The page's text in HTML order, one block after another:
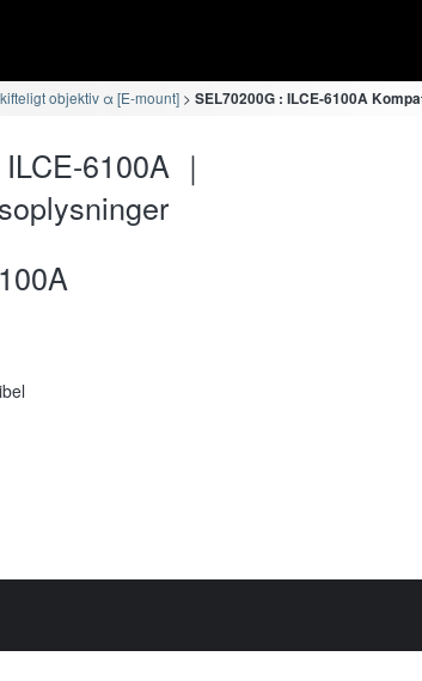
objektiv α [E-mount] SEL70200G : ILCE-6100A
6100A ｜